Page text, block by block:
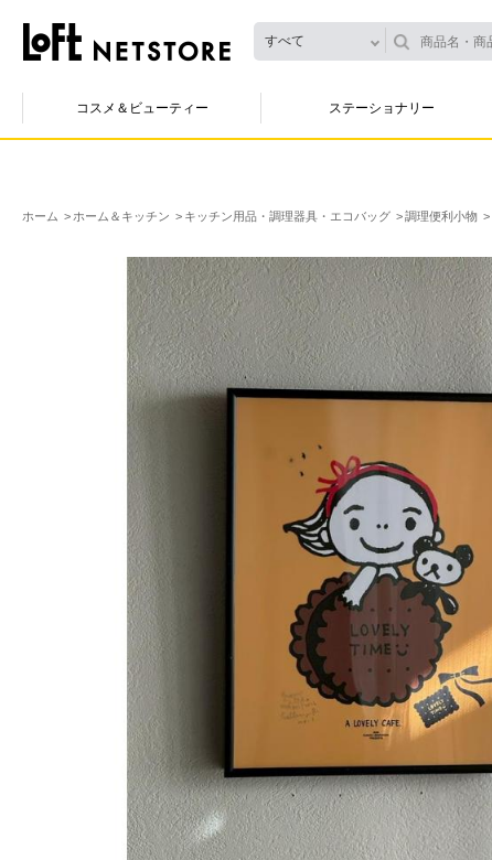
すべて
コスメ＆ビューティー ステーショナリー
ホーム ホーム＆キッチン キッチン用品・調理器具・エコバッグ 調理便利小物